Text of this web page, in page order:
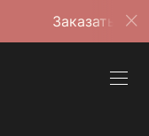
Заказать фотоотчёт